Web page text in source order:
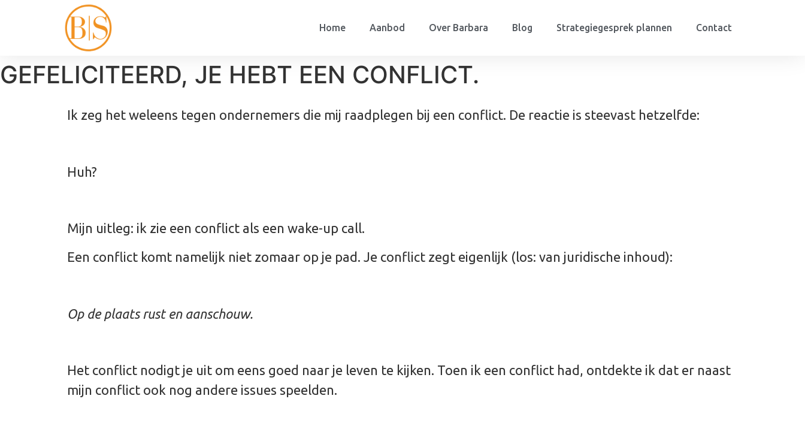
Home Aanbod Over Barbara Blog Strategiegesprek plannen Contact
GEFELICITEERD, JE HEBT EEN CONFLICT.
Ik zeg het weleens tegen ondernemers die mij raadplegen bij een conflict. De reactie is steevast hetzelfde:
Huh?
Mijn uitleg: ik zie een conflict als een wake-up call.
Een conflict komt namelijk niet zomaar op je pad. Je conflict zegt eigenlijk (los: van juridische inhoud):
Op de plaats rust en aanschouw.
Het conflict nodigt je uit om eens goed naar je leven te kijken. Toen ik een conflict had, ontdekte ik dat er naast
mijn conflict ook nog andere issues speelden.